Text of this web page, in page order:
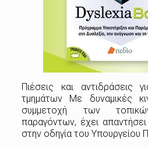
Πιέσεις και αντιδράσεις
τμημάτων Με δυναμικές
συμμετοχή των
παραγόντων, έχει
στην οδηγία του Υπουργείου